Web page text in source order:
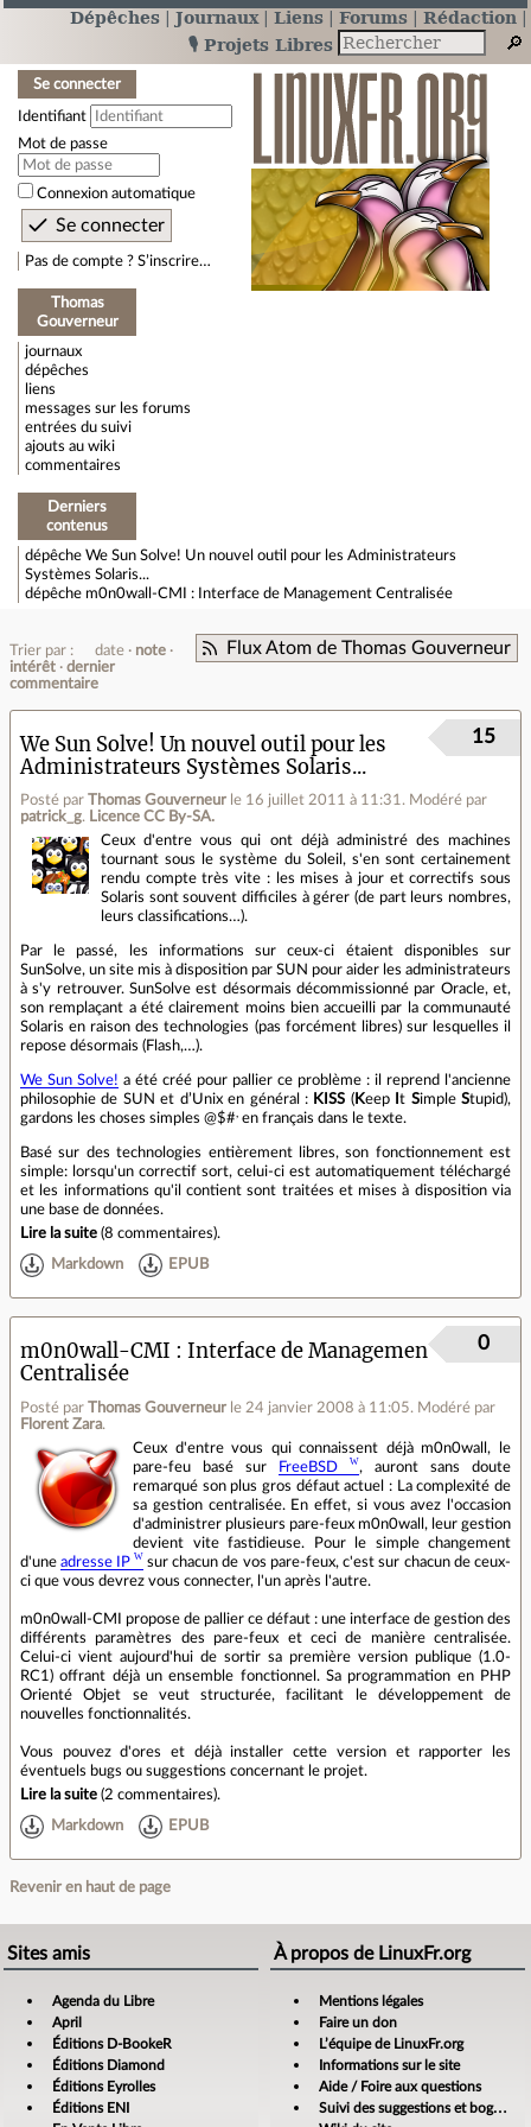
Dépêches Journaux Liens Forums
Rédaction
🎙️ Projets Libres
Se connecter
Identifiant
Mot de passe
Connexion automatique
Pas de compte ? S’inscrire…
Thomas
Gouverneur
journaux
dépêches
liens
messages sur les forums
entrées du suivi
ajouts au wiki
commentaires
Derniers
contenus
dépêche We Sun Solve! Un nouvel outil pour les Administrateurs
Systèmes Solaris...
dépêche m0n0wall-CMI : Interface de Management Centralisée
Flux Atom de Thomas Gouverneur
Trier par : date
note
intérêt
dernier
commentaire
We Sun Solve! Un nouvel outil pour les
Administrateurs Systèmes Solaris...
Posté par Thomas Gouverneur le 16 juillet 2011 à 11:31 . Modéré par
patrick_g. Licence CC By‑SA.
15
Ceux d'entre vous qui ont déjà administré des machines
tournant sous le système du Soleil, s'en sont certainement
rendu compte très vite : les mises à jour et correctifs sous
Solaris sont souvent difficiles à gérer (de part leurs nombres,
leurs classifications…).
Par le passé, les informations sur ceux-ci étaient disponibles sur
SunSolve, un site mis à disposition par SUN pour aider les administrateurs
à s'y retrouver. SunSolve est désormais décommissionné par Oracle, et,
son remplaçant a été clairement moins bien accueilli par la communauté
Solaris en raison des technologies (pas forcément libres) sur lesquelles il
repose désormais (Flash,…).
We Sun Solve! a été créé pour pallier ce problème : il reprend l'ancienne
philosophie de SUN et d’Unix en général : KISS (Keep It SimpleStupid),
gardons les choses simples @$#, en français dans le texte.
Basé sur des technologies entièrement libres, son fonctionnement est
simple: lorsqu'un correctif sort, celui-ci est automatiquement téléchargé
et les informations qu'il contient sont traitées et mises à disposition via
une base de données.
Lire la suite (8 commentaires).
Markdown EPUB
m0n0wall-CMI : Interface de Management
Centralisée
Posté par Thomas Gouverneur le 24 janvier 2008 à 11:05. Modéré par
Florent Zara.
0
Ceux d'entre vous qui connaissent déjà m0n0wall, le
pare-feu basé sur
FreeBSD
, auront sans doute
remarqué son plus gros défaut actuel : La complexité de
sa gestion centralisée. En effet, si vous avez l'occasion
d'administrer plusieurs pare-feux m0n0wall, leur gestion
devient vite fastidieuse. Pour le simple changement
d'uneadresse IP
sur chacun de vos pare-feux, c'est sur chacun de ceux-
ci que vous devrez vous connecter, l'un après l'autre.
m0n0wall-CMI propose de pallier ce défaut : une interface de gestion des
différents paramètres des pare-feux et ceci de manière centralisée.
Celui-ci vient aujourd'hui de sortir sa première version publique (1.0-
RC1) offrant déjà un ensemble fonctionnel. Sa programmation en PHP
Orienté Objet se veut structurée, facilitant le développement de
nouvelles fonctionnalités.
Vous pouvez d'ores et déjà installer cette version et rapporter les
éventuels bugs ou suggestions concernant le projet.
Lire la suite (2 commentaires).
Markdown EPUB
Revenir en haut de page
Sites amis
Agenda du Libre
April
Éditions D-BookeR
Éditions Diamond
Éditions Eyrolles
Éditions ENI
À propos de LinuxFr.org
Mentions légales
Faire un don
L’équipe de LinuxFr.org
Informations sur le site
Aide / Foire aux questions
Suivi des suggestions et bogues